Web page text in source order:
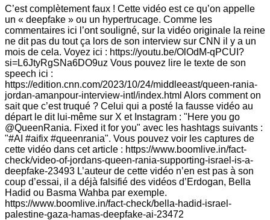
C’est complètement faux ! Cette vidéo est ce qu’on appelle
un « deepfake » ou un hypertrucage. Comme les
commentaires ici l’ont souligné, sur la vidéo originale la reine
ne dit pas du tout ça lors de son interview sur CNN il y a un
mois de cela. Voyez ici : https://youtu.be/OlOdM-qPCUI?
si=L6JtyRgSNa6DO9uz Vous pouvez lire le texte de son
speech ici :
https://edition.cnn.com/2023/10/24/middleeast/queen-rania-
jordan-amanpour-interview-intl/index.html Alors comment on
sait que c’est truqué ? Celui qui a posté la fausse vidéo au
départ le dit lui-même sur X et Instagram : "Here you go
@QueenRania. Fixed it for you" avec les hashtags suivants :
"#AI #aifix #queenrania". Vous pouvez voir les captures de
cette vidéo dans cet article : https://www.boomlive.in/fact-
check/video-of-jordans-queen-rania-supporting-israel-is-a-
deepfake-23493 L’auteur de cette vidéo n’en est pas à son
coup d’essai, il a déjà falsifié des vidéos d’Erdogan, Bella
Hadid ou Basma Wahba par exemple.
https://www.boomlive.in/fact-check/bella-hadid-israel-
palestine-gaza-hamas-deepfake-ai-23472